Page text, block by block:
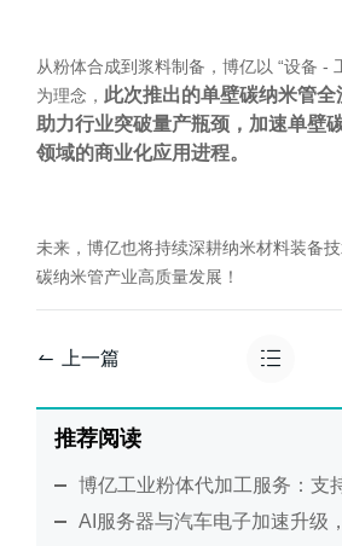
从粉体合成到浆料制备，博亿以 “设备 -
为理念， 此次推出的单壁碳纳米管
助力行业突破量产瓶颈，加速单壁
领域的商业化应用进程。
未来，博亿也将持续深耕纳米材料装备
碳纳米管产业高质量发展！
上一篇
推荐阅读
博亿工业粉体代加工服务：支持小试验证
AI服务器与汽车电子加速升级，高端